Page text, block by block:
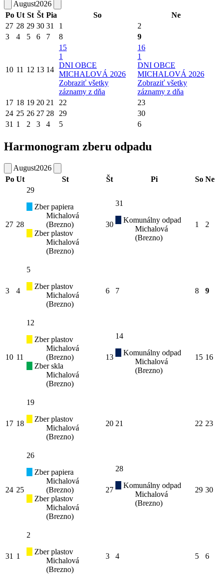
August2026
Po Ut St Št Pia So
Ne
27 28 29 30 31 1
2
3
4 5 6 7 8 9
10 11 12 13 14
15
1
DNI OBCE
MICHALOVÁ 2026
Zobraziť všetky
záznamy z dňa
16
1
DNI OBCE
MICHALOVÁ 2026
Zobraziť všetky
záznamy z dňa
17 18 19 20 21 22
23
24 25 26 27 28 29
30
31 1 2 3 4 5 6
Harmonogram zberu odpadu
August2026
Po Ut St Št Pi So Ne
27 28
29
Zber papiera
Michalová
(Brezno)
Zber plastov
Michalová
(Brezno)
30
31
Komunálny odpad
Michalová
(Brezno)
1 2
3 4
5
Zber plastov
Michalová
(Brezno)
6 7 8 9
10 11
12
Zber plastov
Michalová
(Brezno)
Zber skla
Michalová
(Brezno)
13
14
Komunálny odpad
Michalová
(Brezno)
15 16
17 18
19
Zber plastov
Michalová
(Brezno)
20 21 22 23
24 25
26
Zber papiera
Michalová
(Brezno)
Zber plastov
Michalová
(Brezno)
27
28
Komunálny odpad
Michalová
(Brezno)
29 30
31 1
2
Zber plastov
Michalová
(Brezno)
3 4 5 6